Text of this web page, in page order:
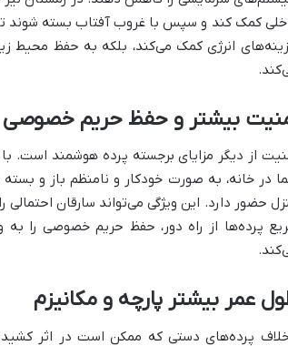
کمک کند و سپس با غروب آفتاب بسته شوند
انرژی کمک می‌کند، بلکه به حفظ محیط
بیشتر و حفظ حریم خصوصی
از دیگر مزایای برجسته پرده هوشمند است.
در خانه، به صورت خودکار و نامنظم باز و
حضور دارد. این ویژگی می‌تواند سارقان
پرده‌ها از راه دور، حفظ حریم خصوصی را به
عمر بیشتر پارچه و مکانیزم
پرده‌های دستی که ممکن است در اثر